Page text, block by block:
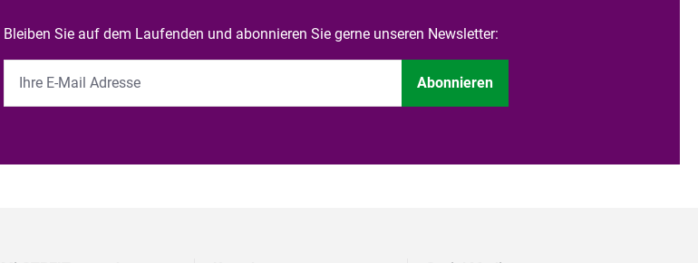
Bleiben Sie auf dem Laufenden und abonnieren Sie gerne unseren Newsletter:
Abonnieren